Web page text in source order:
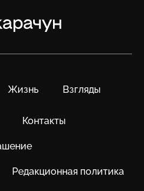
Жизнь Взгляды
Контакты
Редакционная политика